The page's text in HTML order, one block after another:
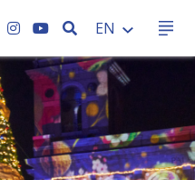
SEARCH
EN